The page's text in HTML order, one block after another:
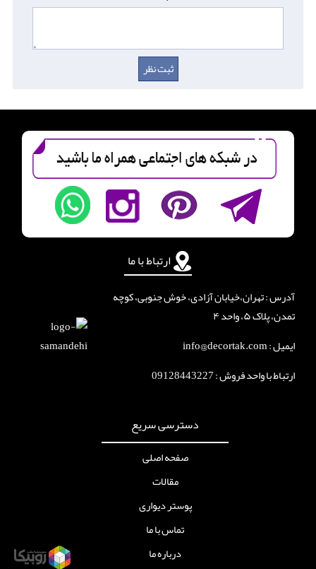
دسترسی سریع
صفحه اصلی
مقالات
پوستر دیواری
تماس با ما
درباره ما
ارتباط با ما
آدرس : تهران،خیابان آزادی، خوش جنوبی، کوچه
تمدن، پلاک ۵، واحد ۴
ایمیل : info@decortak.com
ارتباط با واحد فروش :09128443227